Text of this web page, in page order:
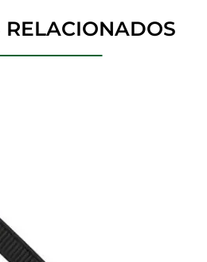
RELACIONADOS